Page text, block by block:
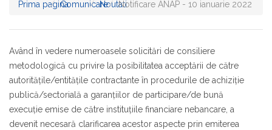
Prima paginaComunicareNoutatiNotificare ANAP - 10 ianuarie 2022
Având în vedere numeroasele solicitări de consiliere
metodologică cu privire la posibilitatea acceptării de către
autoritățile/entitățile contractante în procedurile de achiziție
publică/sectorială a garanțiilor de participare/de bună
execuție emise de către instituțiile financiare nebancare, a
devenit necesară clarificarea acestor aspecte prin emiterea